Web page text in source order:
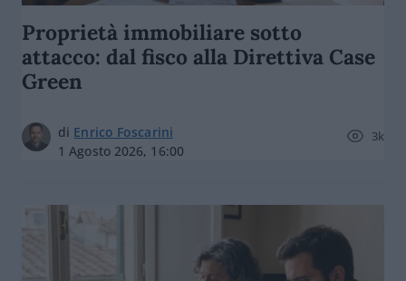
Proprietà immobiliare sotto
attacco: dal fisco alla Direttiva Case
Green
di Enrico Foscarini
1 Agosto 2026, 16:00
3k